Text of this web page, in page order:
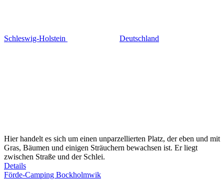
Schleswig-Holstein Deutschland
Hier handelt es sich um einen unparzellierten Platz, der eben und mit
Gras, Bäumen und einigen Sträuchern bewachsen ist. Er liegt
zwischen Straße und der Schlei.
Details
Förde-Camping Bockholmwik